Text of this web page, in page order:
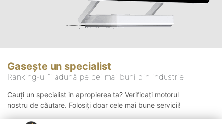
Gasește un specialist
Ranking-ul îi adună pe cei mai buni din industrie
Cauți un specialist in apropierea ta? Verificați motorul
nostru de căutare. Folosiți doar cele mai bune servicii!